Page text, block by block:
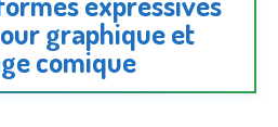
graphique et
comique